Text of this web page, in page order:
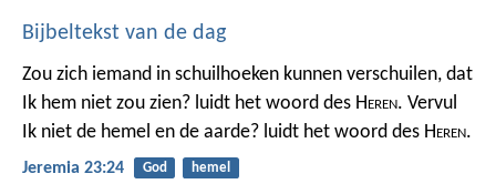
Bijbeltekst van de dag
Zou zich iemand in schuilhoeken kunnen verschuilen, dat
Ik hem niet zou zien? luidt het woord des Heren. Vervul
Ik niet de hemel en de aarde? luidt het woord des Heren.
Jeremia 23:24 God hemel